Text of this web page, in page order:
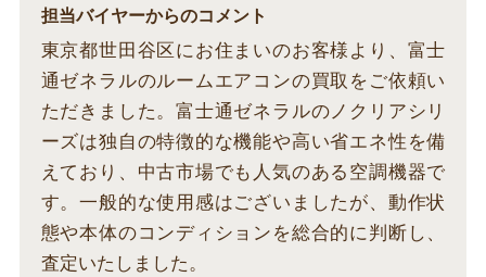
担当バイヤーからのコメント
東京都世田谷区にお住まいのお客様より、富士
通ゼネラルのルームエアコンの買取をご依頼い
ただきました。富士通ゼネラルのノクリアシリ
ーズは独自の特徴的な機能や高い省エネ性を備
えており、中古市場でも人気のある空調機器で
す。一般的な使用感はございましたが、動作状
態や本体のコンディションを総合的に判断し、
査定いたしました。